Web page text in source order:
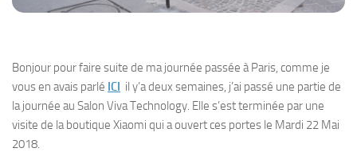
Bonjour pour faire suite de ma journée passée à Paris, comme je
vous en avais parlé ICI il y’a deux semaines, j’ai passé une partie de
la journée au Salon Viva Technology. Elle s’est terminée par une
visite de la boutique Xiaomi qui a ouvert ces portes le Mardi 22 Mai
2018.